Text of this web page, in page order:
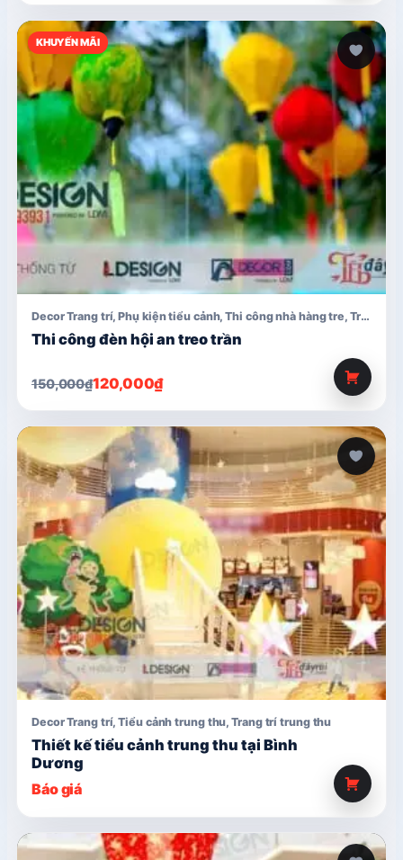
KHUYẾN MÃI
Decor Trang trí,Phụ kiện tiểu cảnh,Thi công nhà hàng tre, Trang trí trung thu
Thi công đèn hội an treo trần
150,000₫
Giá
150,000₫.
120,000₫
Giá
là:
120,000₫.
Decor Trang trí,Tiểu cảnh trung thu,Trang trí trung thu
Thiết kế tiểu cảnh trung thu tại Bình
Dương
Báo giá